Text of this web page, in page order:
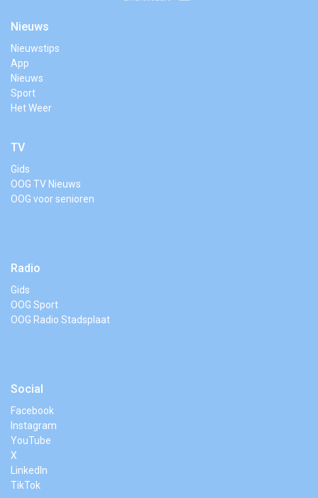
Nieuws
Nieuwstips
App
Nieuws
Sport
Het Weer
TV
Gids
OOG TV Nieuws
OOG voor senioren
Radio
Gids
OOG Sport
OOG Radio Stadsplaat
Social
Facebook
Instagram
YouTube
X
LinkedIn
TikTok